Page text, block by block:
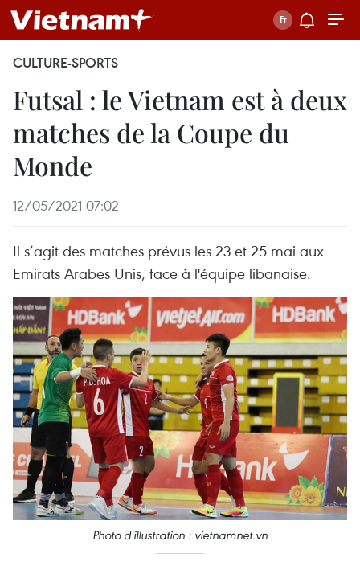
CULTURE-SPORTS
Futsal : le Vietnam est à deux
matches de la Coupe du
Monde
12/05/2021 07:02
Il s’agit des matches prévus les 23 et 25 mai aux
Emirats Arabes Unis, face à l'équipe libanaise.
Photo d'illustration : vietnamnet.vn